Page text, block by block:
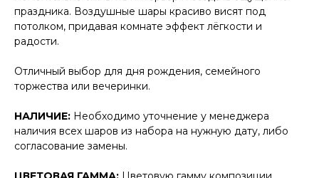
праздника. Воздушные шары красиво висят под
потолком, придавая комнате эффект лёгкости и
радости.
Отличный выбор для дня рождения, семейного
торжества или вечеринки.
НАЛИЧИЕ: Необходимо уточнение у менеджера
наличия всех шаров из набора на нужную дату, либо
согласование замены.